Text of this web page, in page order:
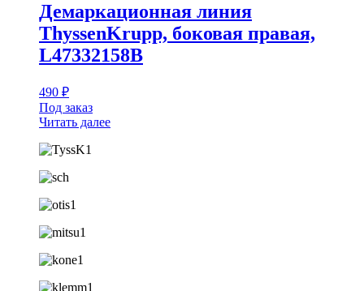
Демаркационная линия
ThyssenKrupp, боковая правая,
L47332158B
490 ₽
Под заказ
Читать далее